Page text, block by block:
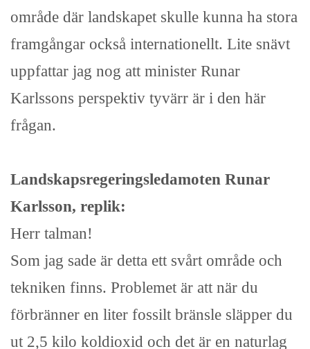
område där landskapet skulle kunna ha stora
framgångar också internationellt. Lite snävt
uppfattar jag nog att minister Runar
Karlssons perspektiv tyvärr är i den här
frågan.
Landskapsregeringsledamoten Runar
Karlsson, replik:
Herr talman!
Som jag sade är detta ett svårt område och
tekniken finns. Problemet är att när du
förbränner en liter fossilt bränsle släpper du
ut 2,5 kilo koldioxid och det är en naturlag